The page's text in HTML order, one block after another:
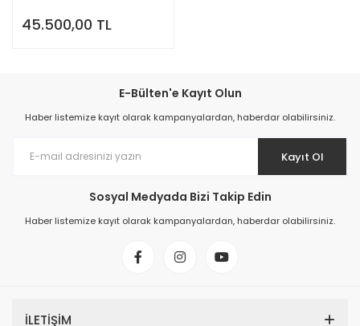
45.500,00 TL
E-Bülten'e Kayıt Olun
Haber listemize kayıt olarak kampanyalardan, haberdar olabilirsiniz.
Kayıt Ol
Sosyal Medyada Bizi Takip Edin
Haber listemize kayıt olarak kampanyalardan, haberdar olabilirsiniz.
İLETİŞİM